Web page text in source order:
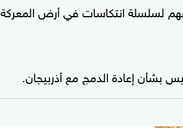
لسلسلة انتكاسات في أرض المعركة
بشأن إعادة الدمج مع أذربيجان.